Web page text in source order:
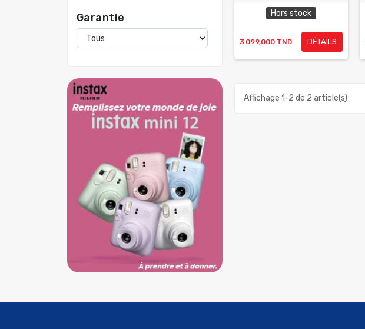
Garantie Hors stock
3 099,000 TND DÉTAILS
Affichage 1-2 de 2 article(s)